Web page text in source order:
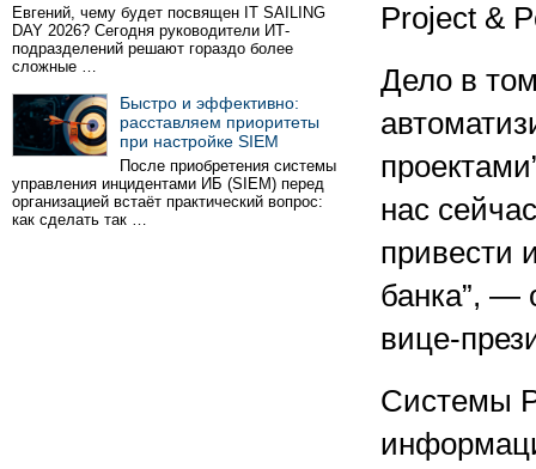
Евгений, чему будет посвящен IT SAILING
DAY 2026? Сегодня руководители ИТ-
подразделений решают гораздо более
сложные …
Быстро и эффективно:
расставляем приоритеты
при настройке SIEM
После приобретения системы
управления инцидентами ИБ (SIEM) перед
организацией встаёт практический вопрос:
как сделать так …
Project &
Дело в
нас
привести
банка”, —
вице-
Системы